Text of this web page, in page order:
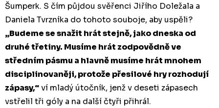
Šumperk. S čím půjdou svěřenci Jiřího Doležala a
Daniela Tvrzníka do tohoto souboje, aby uspěli?
„Budeme se snažit hrát stejně, jako dneska od
druhé třetiny. Musíme hrát zodpovědně ve
středním pásmu a hlavně musíme hrát mnohem
disciplinovaněji, protože přesilové hry rozhodují
zápasy,“ví mladý útočník, jenž v deseti zápasech
vstřelil tři góly a na další čtyři přihrál.